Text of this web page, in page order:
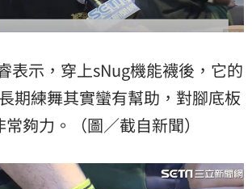
示，穿上sNug機能襪後，它的
期練舞其實蠻有幫助，對腳底板
夠力。（圖／截自新聞）